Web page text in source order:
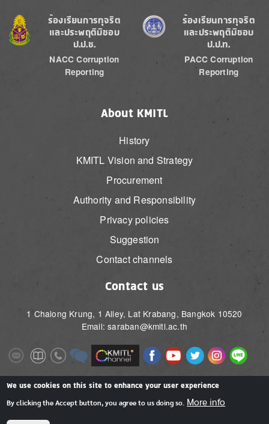
Image
ร้องเรียนการทุจริต
และประพฤติมิชอบ
ป.ป.ช.
NACC Corruption
Reporting
Image
ร้องเรียนการทุจริต
และประพฤติมิชอบ
ป.ป.ท.
PACC Corruption
Reporting
About KMITL
History
KMITL Vision and Strategy
Procurement
Authority and Responsibility
Privacy policies
Suggestion
Contact channels
Contact us
1 Chalong Krung, 1 Alley, Lat Krabang, Bangkok 10520
Email: saraban@kmitl.ac.th
ImageImageImageImage Image ImageImageImageImageImage
Image Image
We use cookies on this site to enhance your user experience
By clicking the Accept button, you agree to us doing so. More info